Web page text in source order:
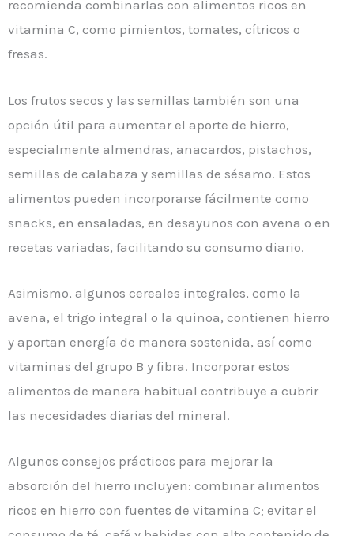
recomienda combinarlas con alimentos ricos en
vitamina C, como pimientos, tomates, cítricos o
fresas.
Los frutos secos y las semillas también son una
opción útil para aumentar el aporte de hierro,
especialmente almendras, anacardos, pistachos,
semillas de calabaza y semillas de sésamo. Estos
alimentos pueden incorporarse fácilmente como
snacks, en ensaladas, en desayunos con avena o en
recetas variadas, facilitando su consumo diario.
Asimismo, algunos cereales integrales, como la
avena, el trigo integral o la quinoa, contienen hierro
y aportan energía de manera sostenida, así como
vitaminas del grupo B y fibra. Incorporar estos
alimentos de manera habitual contribuye a cubrir
las necesidades diarias del mineral.
Algunos consejos prácticos para mejorar la
absorción del hierro incluyen: combinar alimentos
ricos en hierro con fuentes de vitamina C; evitar el